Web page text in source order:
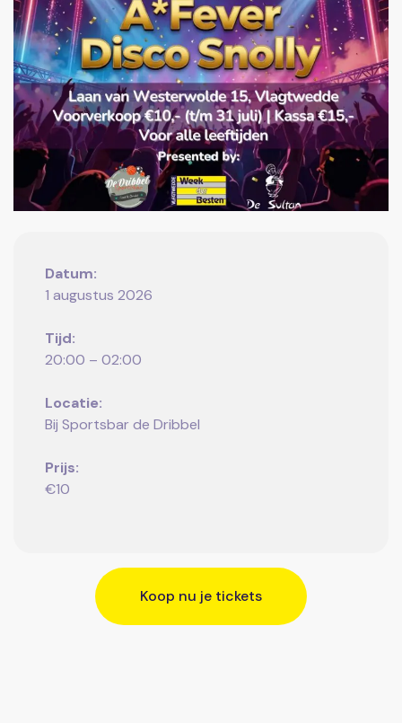
Datum:
1 augustus 2026
Tijd:
20:00 – 02:00
Locatie:
Bij Sportsbar de Dribbel
Prijs:
€10
Koop nu je tickets